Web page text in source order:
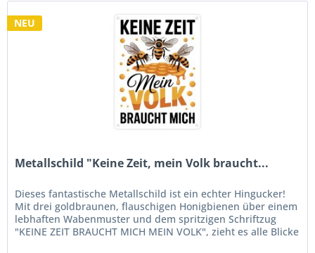
NEU
Metallschild "Keine Zeit, mein Volk braucht...
Dieses fantastische Metallschild ist ein echter Hingucker!
Mit drei goldbraunen, flauschigen Honigbienen über einem
lebhaften Wabenmuster und dem spritzigen Schriftzug
"KEINE ZEIT BRAUCHT MICH MEIN VOLK", zieht es alle Blicke